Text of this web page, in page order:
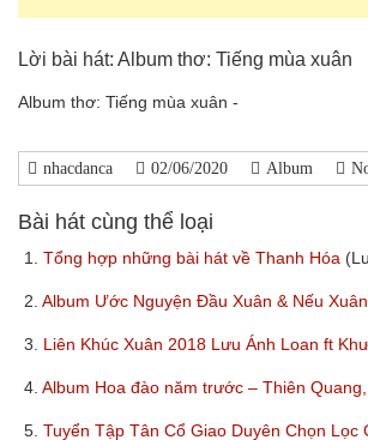
Lời bài hát: Album thơ: Tiếng mùa xuân
Album thơ: Tiếng mùa xuân -
nhacdanca 02/06/2020 Album
Bài hát cùng thể loại
1. Tổng hợp những bài hát về Thanh Hóa
2. Album Ước Nguyện Đầu Xuân & Nếu
3. Liên Khúc Xuân 2018 Lưu Ánh Loan ft
4. Album Hoa đào năm trước – Thiên
5. Tuyển Tập Tân Cổ Giao Duyên Chọn